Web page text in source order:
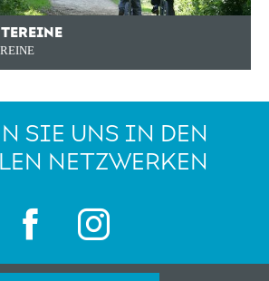
SIE UNS IN DEN
NETZWERKEN